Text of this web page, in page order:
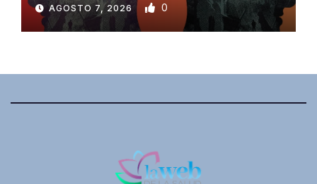
AGOSTO 7, 2026 0